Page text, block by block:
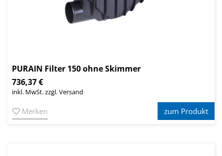
PURAIN Filter 150 ohne Skimmer
736,37 €
inkl. MwSt. zzgl. Versand
Merken zum Produkt